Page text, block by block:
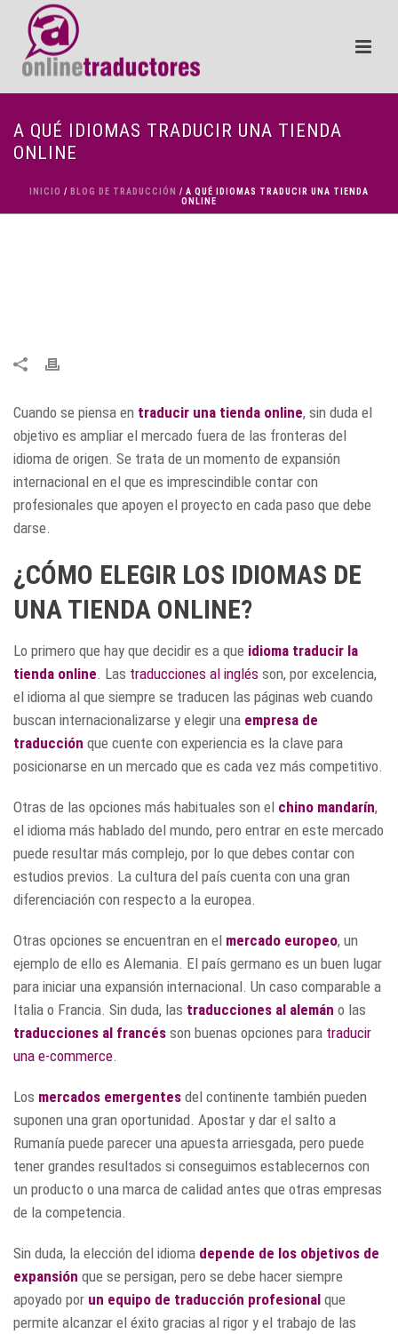
A QUÉ IDIOMAS TRADUCIR UNA TIENDA
ONLINE
INICIO / BLOG DE TRADUCCIÓN / A QUÉ IDIOMAS TRADUCIR UNA TIENDA
ONLINE
Cuando se piensa en traducir una tienda online, sin duda el
objetivo es ampliar el mercado fuera de las fronteras del
idioma de origen. Se trata de un momento de expansión
internacional en el que es imprescindible contar con
profesionales que apoyen el proyecto en cada paso que debe
darse.
¿CÓMO ELEGIR LOS IDIOMAS DE
UNA TIENDA ONLINE?
Lo primero que hay que decidir es a que idioma traducir la
tienda online. Las traducciones al inglés son, por excelencia,
el idioma al que siempre se traducen las páginas web cuando
buscan internacionalizarse y elegir una empresa de
traducción que cuente con experiencia es la clave para
posicionarse en un mercado que es cada vez más competitivo.
Otras de las opciones más habituales son el chino mandarín,
el idioma más hablado del mundo, pero entrar en este mercado
puede resultar más complejo, por lo que debes contar con
estudios previos. La cultura del país cuenta con una gran
diferenciación con respecto a la europea.
Otras opciones se encuentran en el mercado europeo, un
ejemplo de ello es Alemania. El país germano es un buen lugar
para iniciar una expansión internacional. Un caso comparable a
Italia o Francia. Sin duda, las traducciones al alemán o las
traducciones al francés son buenas opciones para traducir
una e-commerce.
Los mercados emergentes del continente también pueden
suponen una gran oportunidad. Apostar y dar el salto a
Rumanía puede parecer una apuesta arriesgada, pero puede
tener grandes resultados si conseguimos establecernos con
un producto o una marca de calidad antes que otras empresas
de la competencia.
Sin duda, la elección del idioma depende de los objetivos de
expansión que se persigan, pero se debe hacer siempre
apoyado por un equipo de traducción profesional que
permite alcanzar el éxito gracias al rigor y el trabajo de las